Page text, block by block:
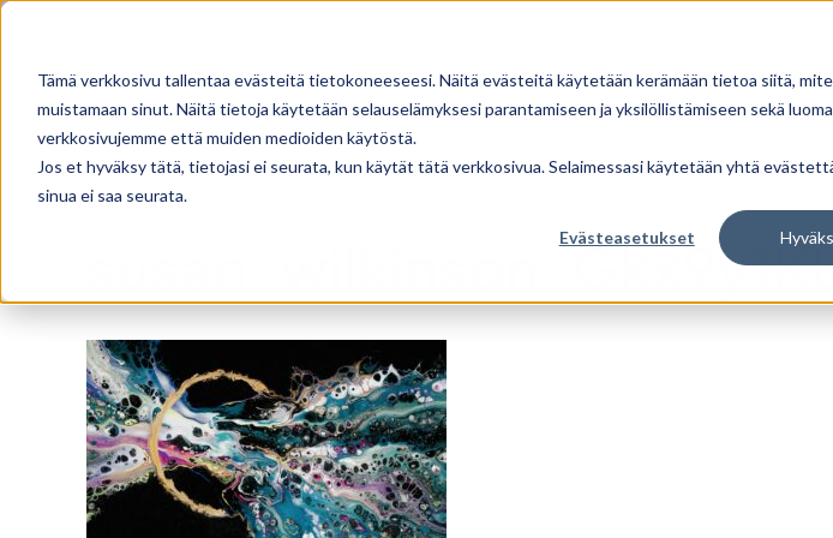
Tämä verkkosivu tallentaa evästeitä tietokoneeseesi. Näitä evästeitä käytetään kerämään tietoa siitä,
muistamaan sinut. Näitä tietoja käytetään selauselämyksesi parantamiseen ja yksilöllistämiseen sekä
verkkosivujemme että muiden medioiden käytöstä.
Jos et hyväksy tätä, tietojasi ei seurata, kun käytät tätä verkkosivua. Selaimessasi käytetään yhtä
sinua ei saa seurata.
Evästeasetukset
Skip
content
susan-wilkinson-